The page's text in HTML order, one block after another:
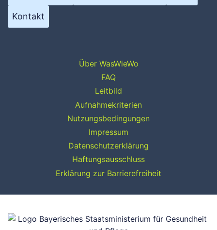
Kontakt
Über WasWieWo
FAQ
Leitbild
Aufnahmekriterien
Nutzungsbedingungen
Impressum
Datenschutzerklärung
Haftungsausschluss
Erklärung zur Barrierefreiheit